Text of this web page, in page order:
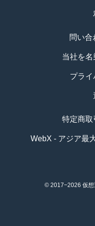
問い合
当社を名
プライ
特定商取
WebX - アジア最
© 2017−2026 仮